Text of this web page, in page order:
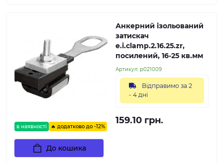
в наявності 🔥 додатково до -12%
Анкерний ізольований
затискач
e.i.clamp.2.16.25.zr,
посилений, 16-25 кв.мм
Артикул: p021009
Відправимо за 2
- 4 дні
159.10 грн.
До кошика